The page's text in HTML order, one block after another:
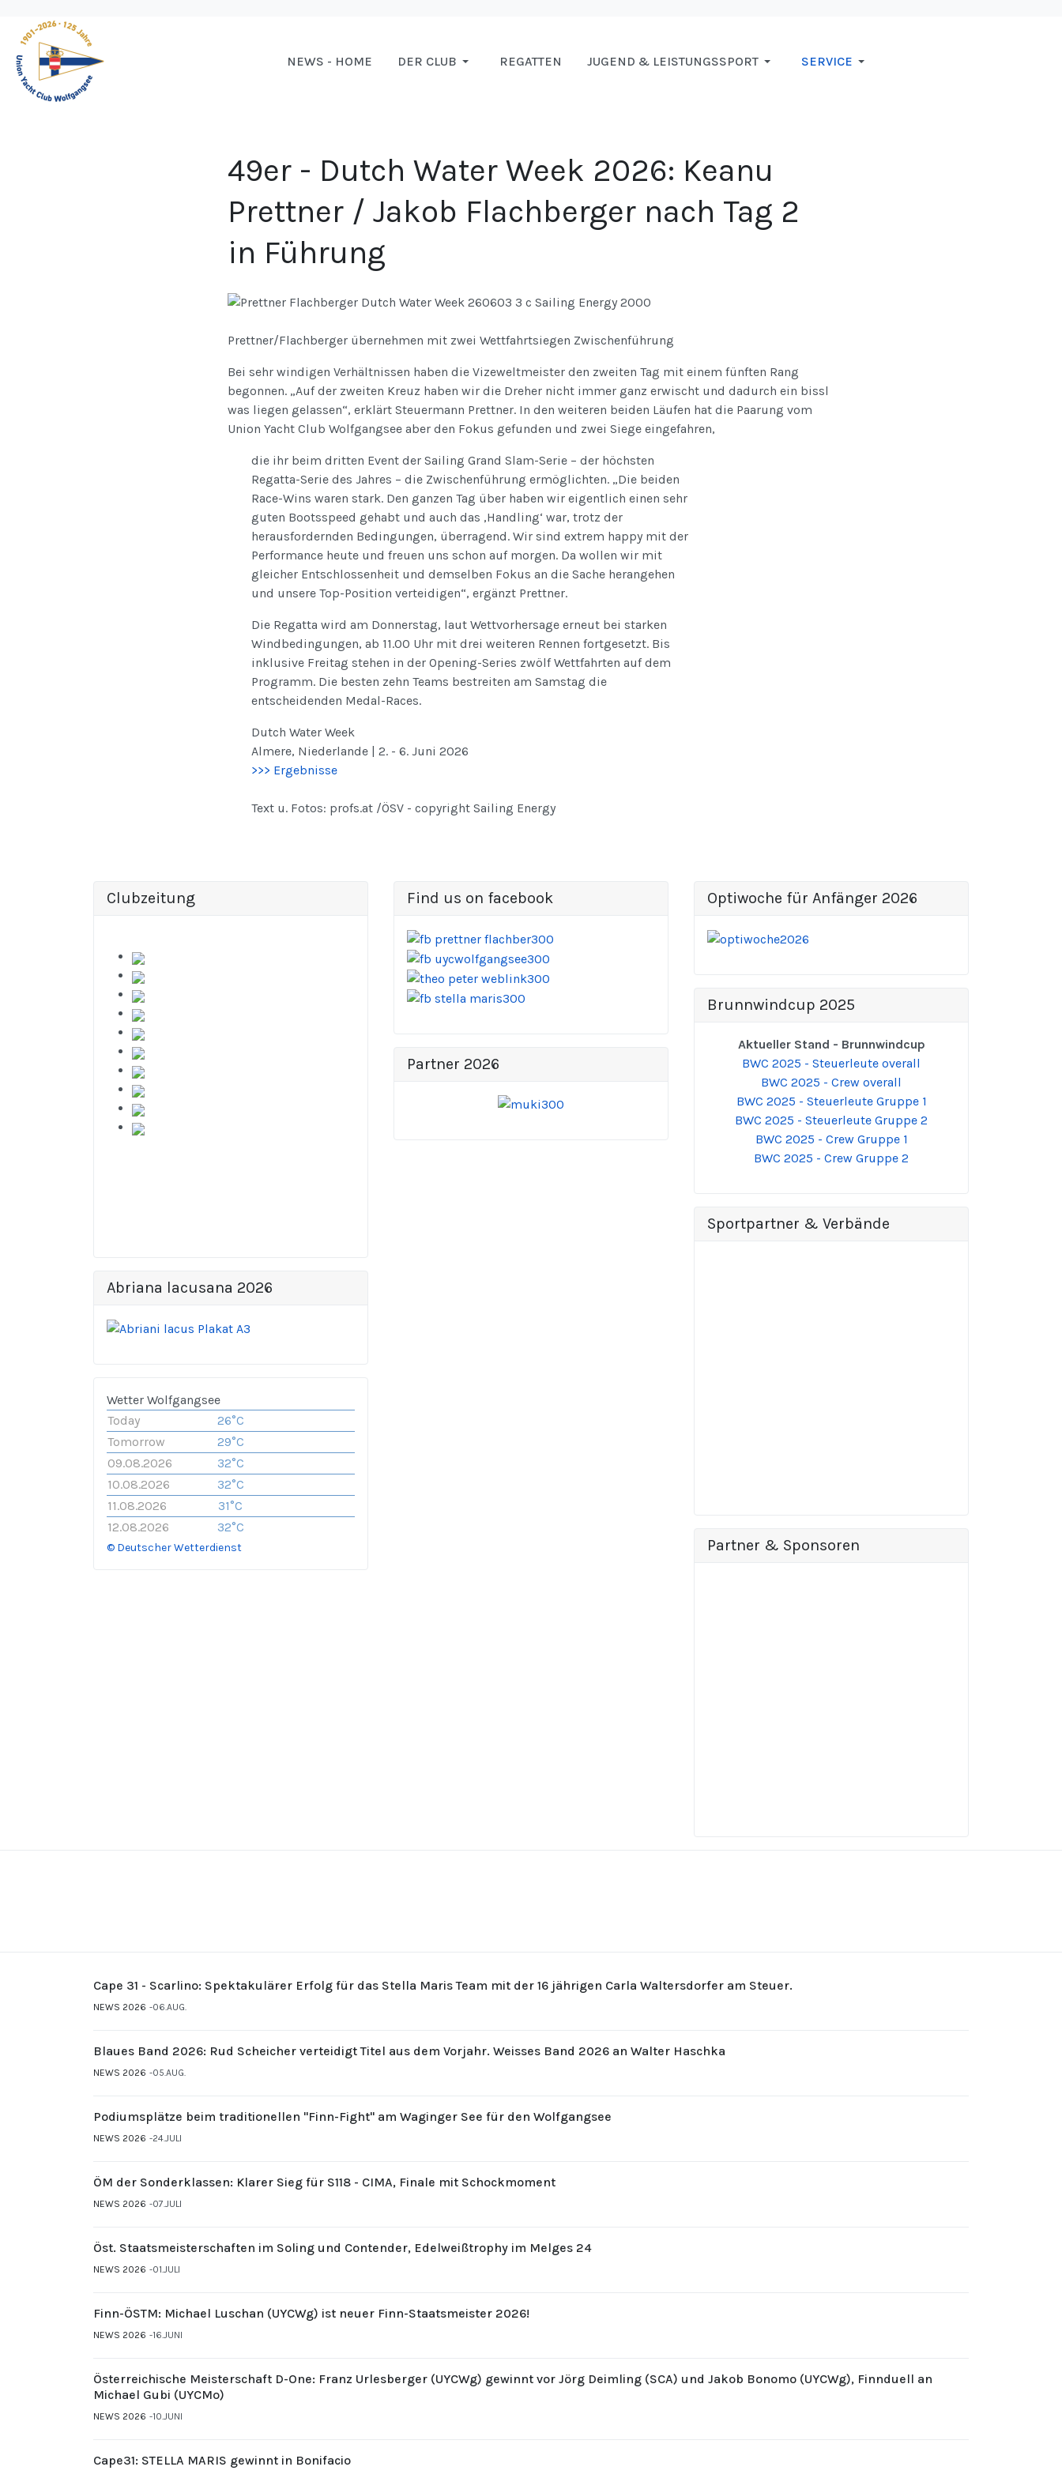
NEWS - HOME DER CLUB REGATTEN JUGEND & LEISTUNGSSPORT SERVICE
49er - Dutch Water Week 2026: Keanu
Prettner / Jakob Flachberger nach Tag 2
in Führung
Prettner/Flachberger übernehmen mit zwei Wettfahrtsiegen Zwischenführung
Bei sehr windigen Verhältnissen haben die Vizeweltmeister den zweiten Tag mit einem fünften Rang
begonnen. „Auf der zweiten Kreuz haben wir die Dreher nicht immer ganz erwischt und dadurch ein bissl
was liegen gelassen“, erklärt Steuermann Prettner. In den weiteren beiden Läufen hat die Paarung vom
Union Yacht Club Wolfgangsee aber den Fokus gefunden und zwei Siege eingefahren,
die ihr beim dritten Event der Sailing Grand Slam-Serie – der höchsten
Regatta-Serie des Jahres – die Zwischenführung ermöglichten. „Die beiden
Race-Wins waren stark. Den ganzen Tag über haben wir eigentlich einen sehr
guten Bootsspeed gehabt und auch das ‚Handling‘ war, trotz der
herausfordernden Bedingungen, überragend. Wir sind extrem happy mit der
Performance heute und freuen uns schon auf morgen. Da wollen wir mit
gleicher Entschlossenheit und demselben Fokus an die Sache herangehen
und unsere Top-Position verteidigen“, ergänzt Prettner.
Die Regatta wird am Donnerstag, laut Wettvorhersage erneut bei starken
Windbedingungen, ab 11.00 Uhr mit drei weiteren Rennen fortgesetzt. Bis
inklusive Freitag stehen in der Opening-Series zwölf Wettfahrten auf dem
Programm. Die besten zehn Teams bestreiten am Samstag die
entscheidenden Medal-Races.
Dutch Water Week
Almere, Niederlande | 2. - 6. Juni 2026
>>> Ergebnisse
Text u. Fotos: profs.at /ÖSV - copyright Sailing Energy
Clubzeitung
Abriana lacusana 2026
Wetter Wolfgangsee
Today
26°C
Tomorrow
29°C
09.08.2026
32°C
10.08.2026
32°C
11.08.2026
31°C
12.08.2026
32°C
© Deutscher Wetterdienst
Find us on facebook
Partner 2026
Optiwoche für Anfänger 2026
Brunnwindcup 2025
Aktueller Stand - Brunnwindcup
BWC 2025 - Steuerleute overall
BWC 2025 - Crew overall
BWC 2025 - Steuerleute Gruppe 1
BWC 2025 - Steuerleute Gruppe 2
BWC 2025 - Crew Gruppe 1
BWC 2025 - Crew Gruppe 2
Sportpartner & Verbände
Partner & Sponsoren
Cape 31 - Scarlino: Spektakulärer Erfolg für das Stella Maris Team mit der 16 jährigen Carla Waltersdorfer am Steuer.
NEWS 2026 06.AUG.
Blaues Band 2026: Rud Scheicher verteidigt Titel aus dem Vorjahr. Weisses Band 2026 an Walter Haschka
NEWS 2026 05.AUG.
Podiumsplätze beim traditionellen "Finn-Fight" am Waginger See für den Wolfgangsee
NEWS 2026 24.JULI
ÖM der Sonderklassen: Klarer Sieg für S118 - CIMA, Finale mit Schockmoment
NEWS 2026 07.JULI
Öst. Staatsmeisterschaften im Soling und Contender, Edelweißtrophy im Melges 24
NEWS 2026 01.JULI
Finn-ÖSTM: Michael Luschan (UYCWg) ist neuer Finn-Staatsmeister 2026!
NEWS 2026 16.JUNI
Österreichische Meisterschaft D-One: Franz Urlesberger (UYCWg) gewinnt vor Jörg Deimling (SCA) und Jakob Bonomo (UYCWg), Finnduell an
Michael Gubi (UYCMo)
NEWS 2026 10.JUNI
Cape31: STELLA MARIS gewinnt in Bonifacio